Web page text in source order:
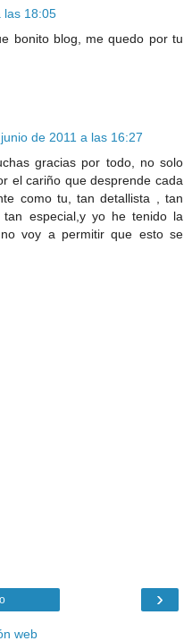
las 18:05
bonito blog, me quedo por tu
de 2011 a las 16:27
gracias por todo, no solo
el cariño que desprende cada
como tu, tan detallista , tan
especial,y yo he tenido la
voy a permitir que esto se
›
web